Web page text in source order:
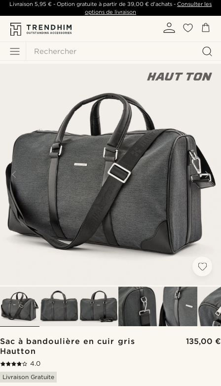
Rechercher
Livraison 5,95 €- Option gratuite à partir de 39,00 €d'achats -Consulter les
options de livraison
Sac à bandoulière en cuir gris
Hautton
135,00 €
4.0
Livraison Gratuite